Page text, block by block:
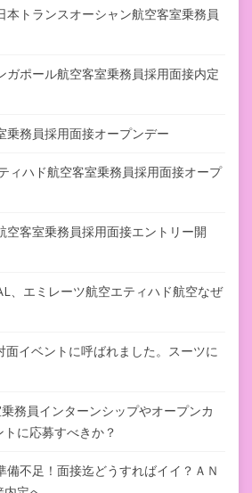
本トランスオーシャン航空客室乗務員
ガポール航空客室乗務員採用面接内定
乗務員採用面接オープンデー
ィハド航空客室乗務員採用面接オープ
空客室乗務員採用面接エントリー開
、エミレーツ航空エティハド航空なぜ
面イベントに呼ばれました。スーツに
務員インターンシップやオープンカ
に応募すべきか？
備不足！面接迄どうすればイイ？ＡＮ